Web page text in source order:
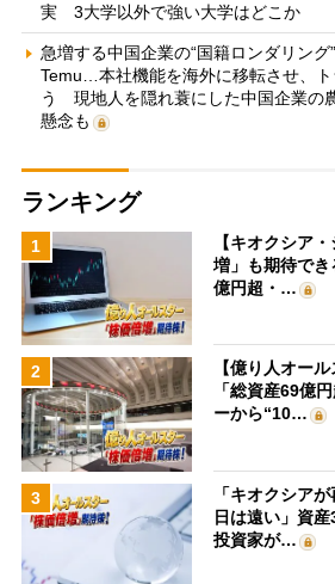
実 3大学以外で強い大学はどこか
急増する中国企業の“国籍ロンダリング
Temu…本社機能を海外に移転させ、
う 現地人を隠れ蓑にした中国企業の
懸念も
ランキング
1
【キオクシア
増」も期待で
億円超・…
2
【億り人オー
「総資産69億
ーから“10…
3
「キオクシア
日は遠い」資
投資家が…